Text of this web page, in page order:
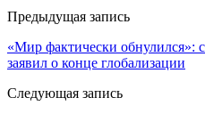
Предыдущая запись
«Мир фактически обнулился»:
заявил о конце глобализации
Следующая запись